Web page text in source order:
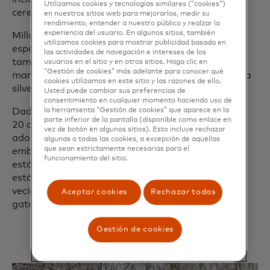
cerezos negros.
Millones de semillas de pasto y flores silvestres se
esparcieron por el antiguo sitio de la mina, donde
también se plantaron árboles frutales, incluidos
manzanos silvestres y caquis, para alentar a la vida
silvestre a visitar el área.
Dado que las copas de los árboles requieren hasta
20 años para desarrollar por completo, GFW está
adoptando una perspectiva a largo plazo. Sin
embargo, las plántulas del condado de Martin ya
están prosperando, y las aves y los murciélagos
están regresando a la zona. En los proyectos
vecinos de GFW, las cámaras trampa detectan
gatos monteses y osos negros merodeando.
Utilizamos cookies y tecnologías similares (“cookies”)
en nuestros sitios web para mejorarlos, medir su
rendimiento, entender a nuestro público y realzar la
experiencia del usuario. En algunos sitios, también
utilizamos cookies para mostrar publicidad basada en
las actividades de navegación e intereses de los
usuarios en el sitio y en otros sitios. Haga clic en
“Gestión de cookies” más adelante para conocer qué
cookies utilizamos en este sitio y las razones de ello.
Usted puede cambiar sus preferencias de
consentimiento en cualquier momento haciendo uso de
la herramienta “Gestión de cookies” que aparece en la
parte inferior de la pantalla (disponible como enlace en
vez de botón en algunos sitios). Esto incluye rechazar
algunas o todas las cookies, a excepción de aquellas
que sean estrictamente necesarias para el
funcionamiento del sitio.
Aceptar cookies Rechazar todas
Gestión de cookies